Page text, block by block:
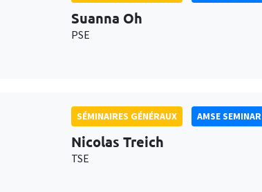
Suanna Oh
PSE
SÉMINAIRES GÉNÉRAUX AMSE SEMINAR
Nicolas Treich
TSE